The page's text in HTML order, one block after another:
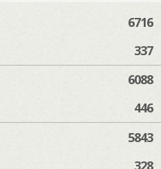
6716
337
6088
446
5843
328